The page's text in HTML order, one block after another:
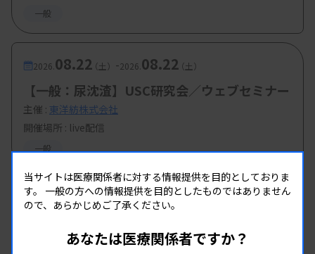
一般
2026. 08.22（土） -2026. 08.22（土）
【一般：尿沈渣】USC研究会／ウェブセミナー
主催 : 東洋紡株式会社
開催場所 : live配信
一般
当サイトは医療関係者に対する情報提供を目的としておりま
す。 一般の方への情報提供を目的としたものではありません
ので、あらかじめご了承ください。
あなたは医療関係者ですか？